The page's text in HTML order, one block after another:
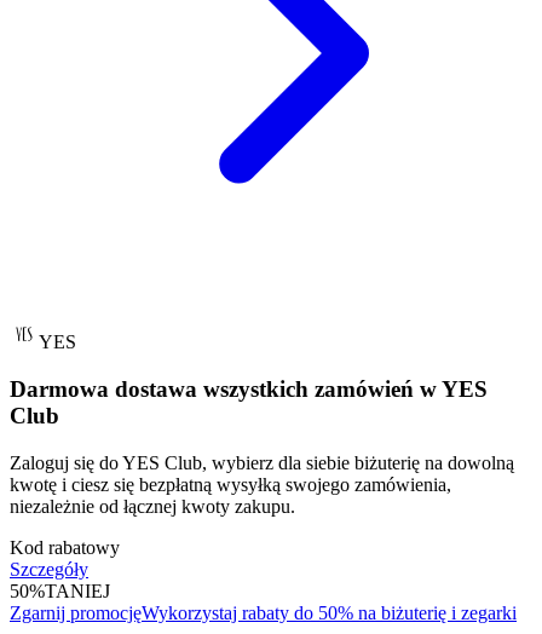
YES
Darmowa dostawa wszystkich zamówień w YES
Club
Zaloguj się do YES Club, wybierz dla siebie biżuterię na dowolną
kwotę i ciesz się bezpłatną wysyłką swojego zamówienia,
niezależnie od łącznej kwoty zakupu.
Kod rabatowy
Szczegóły
50%TANIEJ
Zgarnij promocjęWykorzystaj rabaty do 50% na biżuterię i zegarki